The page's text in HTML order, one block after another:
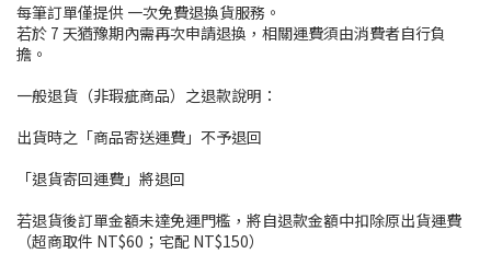
每筆訂單僅提供 一次免費退換貨服務。
若於 7 天猶豫期內需再次申請退換，相關運費須由消費者自行負
擔。
一般退貨（非瑕疵商品）之退款說明：
出貨時之「商品寄送運費」不予退回
「退貨寄回運費」將退回
若退貨後訂單金額未達免運門檻，將自退款金額中扣除原出貨運費
（超商取件 NT$60；宅配 NT$150）